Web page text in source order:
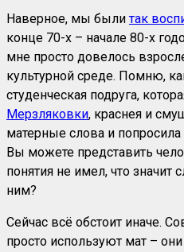
Наверное, мы были так
конце 70-х – начале 80-х
мне просто довелось
культурной среде. Помню,
студенческая подруга,
Мерзляковки, краснея и
матерные слова и попросила
Вы можете представить
понятия не имел, что значит
ним?
Сейчас всё обстоит иначе.
просто используют мат –